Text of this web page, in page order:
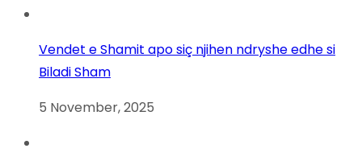
Vendet e Shamit apo siç njihen ndryshe edhe si
Biladi Sham
5 November, 2025